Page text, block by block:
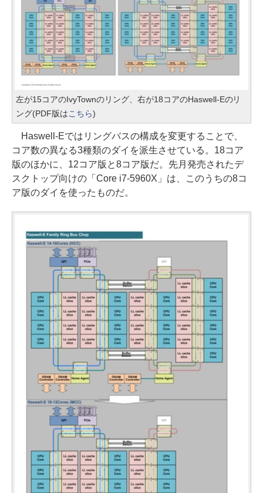
左が15コアのIvyTownのリング、右が18コアのHaswell-Eのリ
ング(PDF版はこちら)
Haswell-Eではリングバスの構成を変更することで、
コア数の異なる3種類のダイを派生させている。18コア
版のほかに、12コア版と8コア版だ。先月発売されたデ
スクトップ向けの「Core i7-5960X」は、このうちの8コ
ア版のダイを使ったものだ。